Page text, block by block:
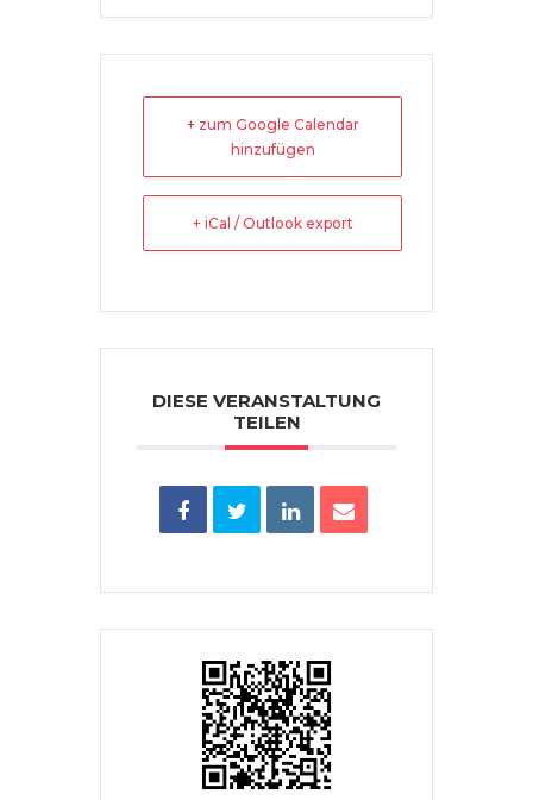
+ zum Google Calendar
hinzufügen
+ iCal / Outlook export
DIESE VERANSTALTUNG
TEILEN